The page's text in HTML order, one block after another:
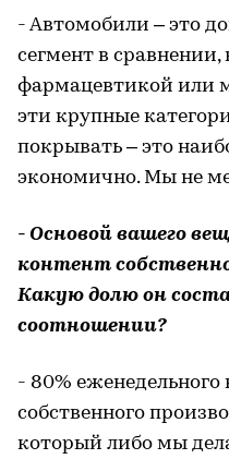
- Автомобили – это
сегмент в
фармацевтикой или
эти крупные
покрывать – это
экономично. Мы не
- Основой вашего
контент
Какую долю он
соотношении?
- 80% еженедельного
собственного
который либо мы